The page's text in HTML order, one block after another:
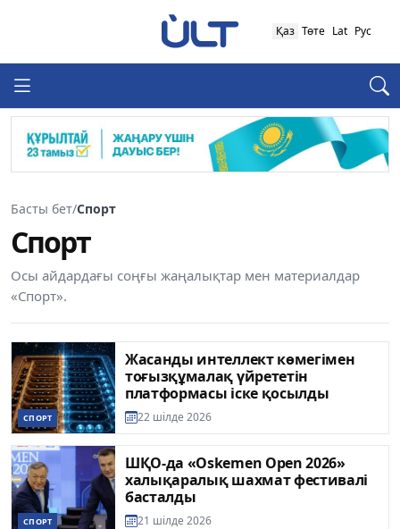
Қаз Төте Lat Рус
Басты бет/Спорт
Спорт
Осы айдардағы соңғы жаңалықтар мен материалдар
«Спорт».
СПОРТ
Жасанды интеллект көмегімен
тоғызқұмалақ үйрететін
платформасы іске қосылды
22 шілде 2026
СПОРТ
ШҚО-да «Oskemen Open 2026»
халықаралық шахмат фестивалі
басталды
21 шілде 2026